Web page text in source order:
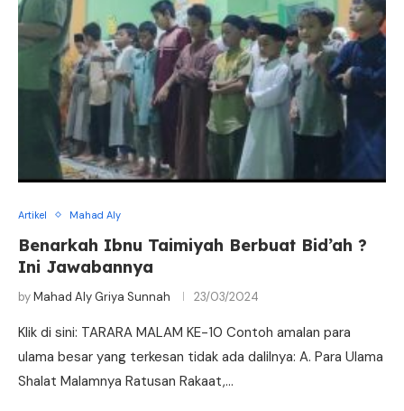
Artikel Mahad Aly
Benarkah Ibnu Taimiyah Berbuat Bid’ah ?
Ini Jawabannya
byMahad Aly Griya Sunnah 23/03/2024
Klik di sini: TARARA MALAM KE-10 Contoh amalan para
ulama besar yang terkesan tidak ada dalilnya: A. Para Ulama
Shalat Malamnya Ratusan Rakaat,…